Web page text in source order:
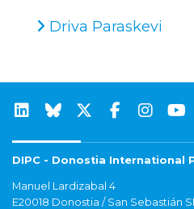
Driva Paraskevi
DIPC - Donostia International
Manuel Lardizabal 4
E20018 Donostia / San Sebastián